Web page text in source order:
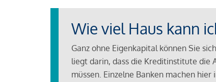
Wie viel Haus kann
Ganz ohne Eigenkapital können Sie
liegt darin, dass die Kreditinstitute die
müssen. Einzelne Banken machen